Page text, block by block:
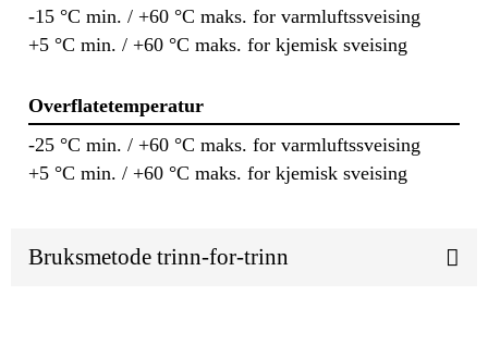
-15 °C min. / +60 °C maks. for varmluftssveising
+5 °C min. / +60 °C maks. for kjemisk sveising
Overflatetemperatur
-25 °C min. / +60 °C maks. for varmluftssveising
+5 °C min. / +60 °C maks. for kjemisk sveising
Bruksmetode trinn-for-trinn